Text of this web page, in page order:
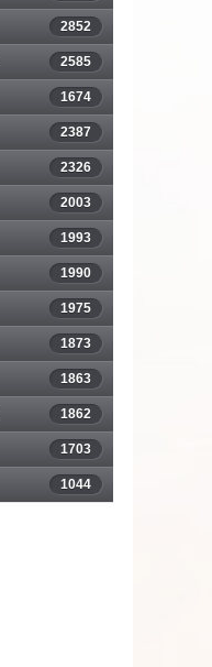
2852
2585
1674
2387
2326
2003
1993
1990
1975
1873
1863
1862
1703
1044